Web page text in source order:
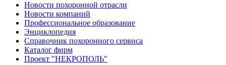
Новости похоронной отрасли
Новости компаний
Профессиональное образование
Энциклопедия
Справочник похоронного сервиса
Каталог фирм
Проект "НЕКРОПОЛЬ"